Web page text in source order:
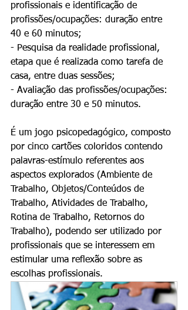
profissionais e identificação de
profissões/ocupações: duração entre
40 e 60 minutos;
- Pesquisa da realidade profissional,
etapa que é realizada como tarefa de
casa, entre duas sessões;
- Avaliação das profissões/ocupações:
duração entre 30 e 50 minutos.
É um jogo psicopedagógico, composto
por cinco cartões coloridos contendo
palavras-estímulo referentes aos
aspectos explorados (Ambiente de
Trabalho, Objetos/Conteúdos de
Trabalho, Atividades de Trabalho,
Rotina de Trabalho, Retornos do
Trabalho), podendo ser utilizado por
profissionais que se interessem em
estimular uma reflexão sobre as
escolhas profissionais.